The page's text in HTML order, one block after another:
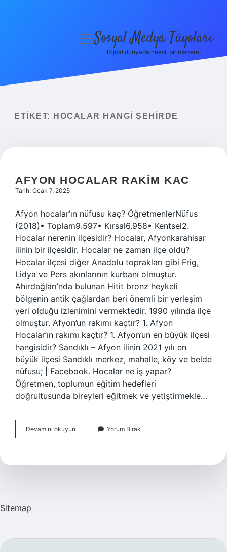
Yasal Uyarı
menüyüSosyal Medya Tüyoları
Dijital dünyada neşeli bir macera!
ETIKET: HOCALAR HANGI ŞEHIRDE
AFYON HOCALAR RAKIM KAC
Tarih: Ocak 7, 2025
Afyon hocalar’ın nüfusu kaç? ÖğretmenlerNüfus
(2018)• Toplam9.597• Kırsal6.958• Kentsel2.
Hocalar nerenin ilçesidir? Hocalar, Afyonkarahisar
ilinin bir ilçesidir. Hocalar ne zaman ilçe oldu?
Hocalar ilçesi diğer Anadolu toprakları gibi Frig,
Lidya ve Pers akınlarının kurbanı olmuştur.
Ahırdağları’nda bulunan Hitit bronz heykeli
bölgenin antik çağlardan beri önemli bir yerleşim
yeri olduğu izlenimini vermektedir. 1990 yılında ilçe
olmuştur. Afyon’un rakımı kaçtır? 1. Afyon
Hocalar’ın rakımı kaçtır? 1. Afyon’un en büyük ilçesi
hangisidir? Sandıklı – Afyon ilinin 2021 yılı en
büyük ilçesi Sandıklı merkez, mahalle, köy ve belde
nüfusu; | Facebook. Hocalar ne iş yapar?
Öğretmen, toplumun eğitim hedefleri
doğrultusunda bireyleri eğitmek ve yetiştirmekle…
Devamını okuyun
Hocalar
Yorum Bırak
Sitemap